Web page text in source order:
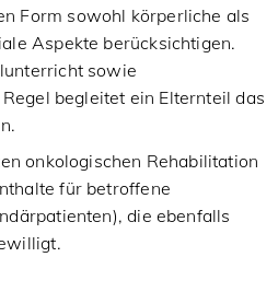
Form sowohl körperliche als
Aspekte berücksichtigen.
sowie
begleitet ein Elternteil das
onkologischen Rehabilitation
für betroffene
die ebenfalls